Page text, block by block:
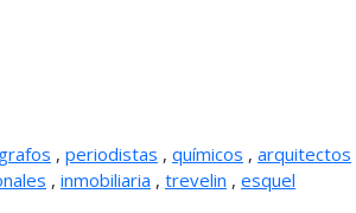
, periodistas , químicos , arquitectos
, inmobiliaria , trevelin , esquel